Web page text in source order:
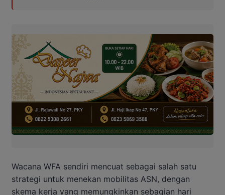
Wacana WFA sendiri mencuat sebagai salah satu
strategi untuk menekan mobilitas ASN, dengan
skema kerja yang memungkinkan sebagian hari